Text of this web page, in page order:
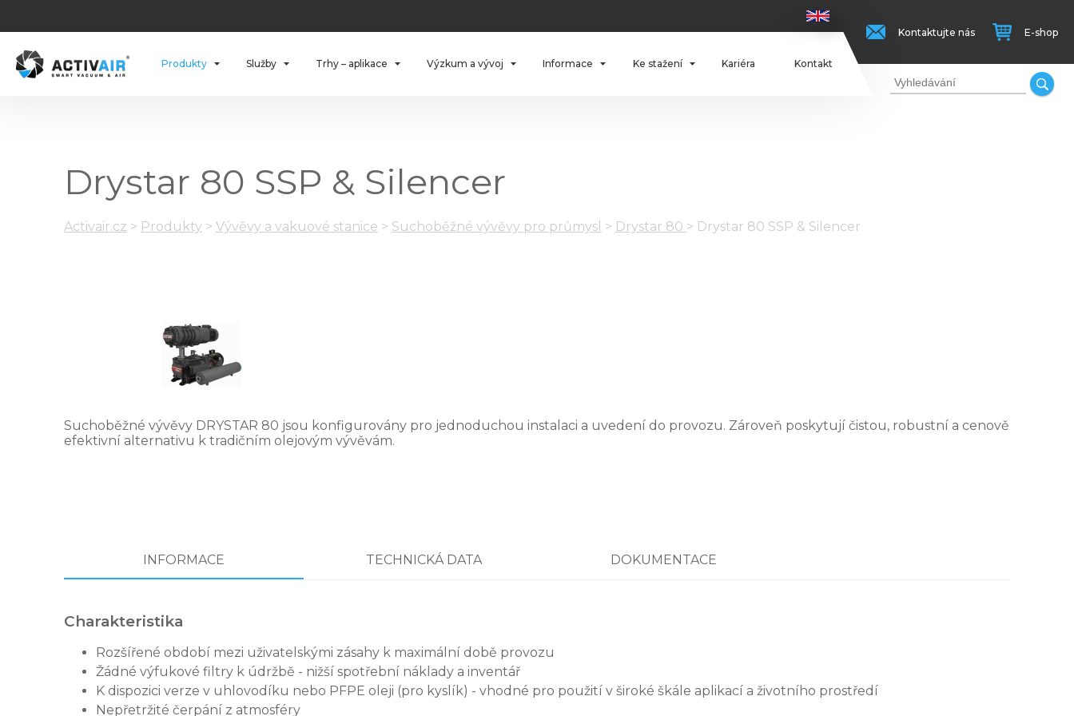
Produkty Služby Trhy – aplikace Výzkum a vývoj Informace Ke stažení Kariéra Kontakt
Kontaktujte nás E-shop
Drystar 80 SSP & Silencer
Activair.cz > Produkty > Vývěvy a vakuové stanice > Suchoběžné vývěvy pro průmysl > Drystar 80 > Drystar 80 SSP & Silencer
Suchoběžné vývěvy DRYSTAR 80 jsou konfigurovány pro jednoduchou instalaci a uvedení do provozu. Zároveň poskytují čistou, robustní a cenově
efektivní alternativu k tradičním olejovým vývěvám.
INFORMACE TECHNICKÁ DATA DOKUMENTACE
Charakteristika
Rozšířené období mezi uživatelskými zásahy k maximální době provozu
Žádné výfukové filtry k údržbě - nižší spotřební náklady a inventář
K dispozici verze v uhlovodíku nebo PFPE oleji (pro kyslík) - vhodné pro použití v široké škále aplikací a životního prostředí
Nepřetržité čerpání z atmosféry